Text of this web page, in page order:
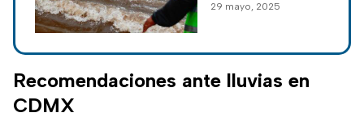
clima
con intensas lluvias
eléctricas;
pronósticos del 29
de mayo.
29 mayo, 2025
Recomendaciones ante lluvias en
CDMX